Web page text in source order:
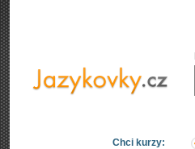
Chci kurzy: